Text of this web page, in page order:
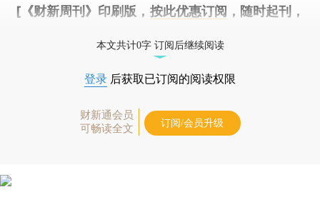
[《财新周刊》印刷版， 按此优惠订阅 ，随时起刊，
本文共计0字 订阅后继续阅读
登录 后获取已订阅的阅读权限
财新通会员
可畅读全文
订阅/会员升级